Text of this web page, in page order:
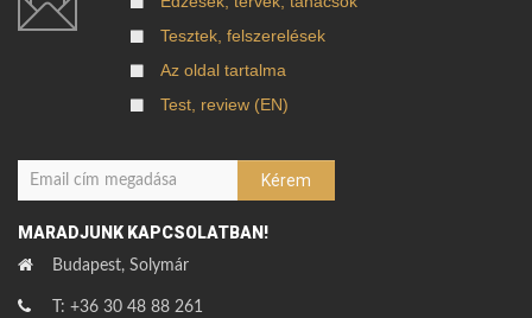
Tesztek, felszerelések
Az oldal tartalma
Test, review (EN)
MARADJUNK KAPCSOLATBAN!
Budapest, Solymár
T: +36 30 48 88 261